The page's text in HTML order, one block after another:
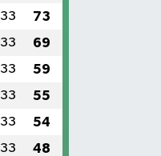
33 73
33 69
33 59
33 55
33 54
33 48